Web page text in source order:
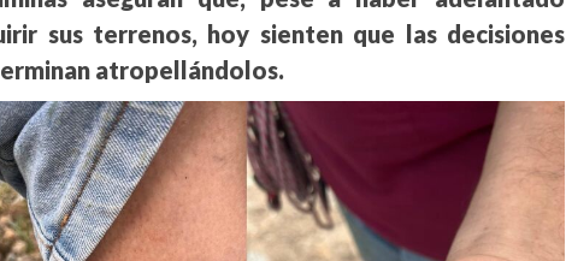
sus terrenos, hoy sienten que las decisiones
atropellándolos.